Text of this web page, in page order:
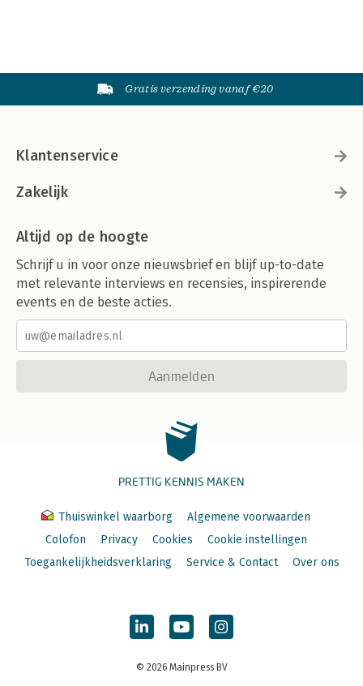
Gratis verzending vanaf €20
Klantenservice
Zakelijk
Altijd op de hoogte
Schrijf u in voor onze nieuwsbrief en blijf up-to-date
met relevante interviews en recensies, inspirerende
events en de beste acties.
Aanmelden
PRETTIG KENNIS MAKEN
Thuiswinkel waarborg
Algemene voorwaarden
Colofon
Privacy Cookies
Cookie instellingen
Toegankelijkheidsverklaring
Service & Contact Over ons
© 2026 Mainpress BV